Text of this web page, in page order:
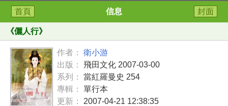
首頁 信息 封面
《儷人行》
作者：
衛小游
出版：
飛田文化 2007-03-00
系列：
當紅羅曼史 254
專輯：
單行本
更新：
2007-04-21 12:38:35